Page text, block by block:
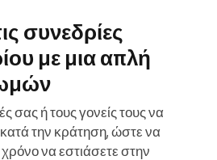
συνεδρίες
με μια απλή
σας ή τους γονείς τους να
την κράτηση, ώστε να
να εστιάσετε στην